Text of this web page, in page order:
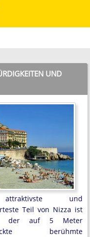
UND
und
Teil von Nizza ist
der auf 5 Meter
berühmte